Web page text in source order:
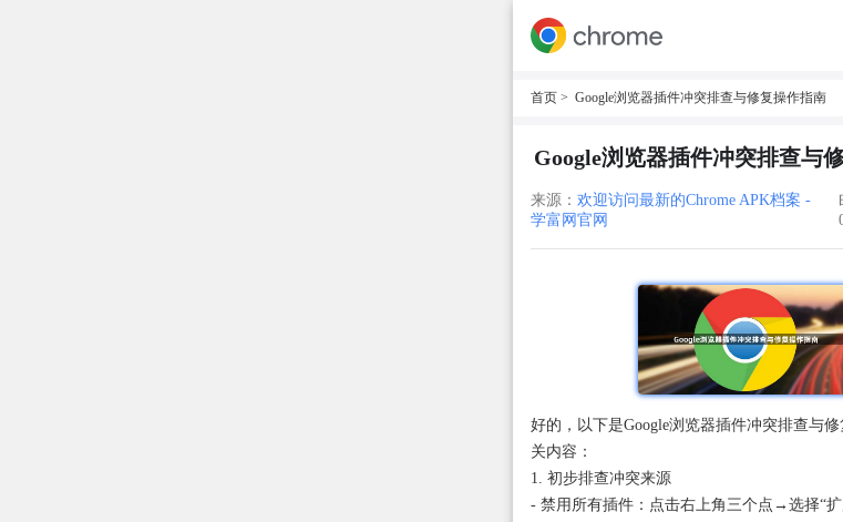
首页 > Google浏览器插件冲突排查与修复操作指南
Google浏览器插件冲突排查与
来源： 欢迎访问最新的Chrome APK档案 -
学富网官网
好的，以下是Google浏览器插件冲突排查与
关内容：
1. 初步排查冲突来源
- 禁用所有插件：点击右上角三个点→选择“